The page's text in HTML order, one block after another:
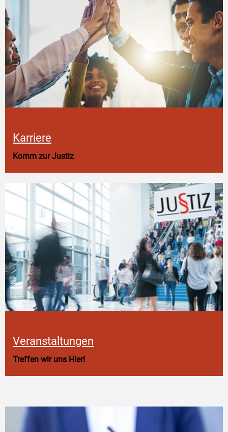
Karriere
Komm zur Justiz
Veranstaltungen
Treffen wir uns Hier!